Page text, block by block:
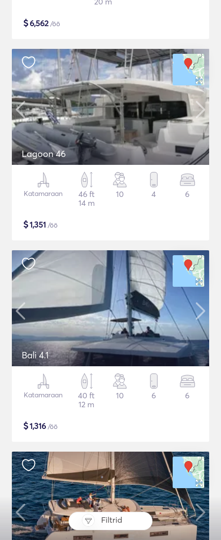
Filtrid
$6,562/öö
Lagoon 46
Katamaraan
46 ft
14 m
10 4 6
$1,351 /öö
Bali 4.1
Katamaraan
40 ft
12 m
10 6 6
$1,316 /öö